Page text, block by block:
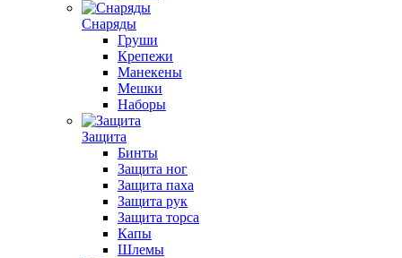
Снаряды
Груши
Крепежи
Манекены
Мешки
Наборы
Защита
Бинты
Защита ног
Защита паха
Защита рук
Защита торса
Капы
Шлемы